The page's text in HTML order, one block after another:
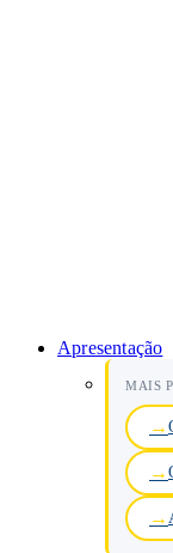
Apresentação
MAIS